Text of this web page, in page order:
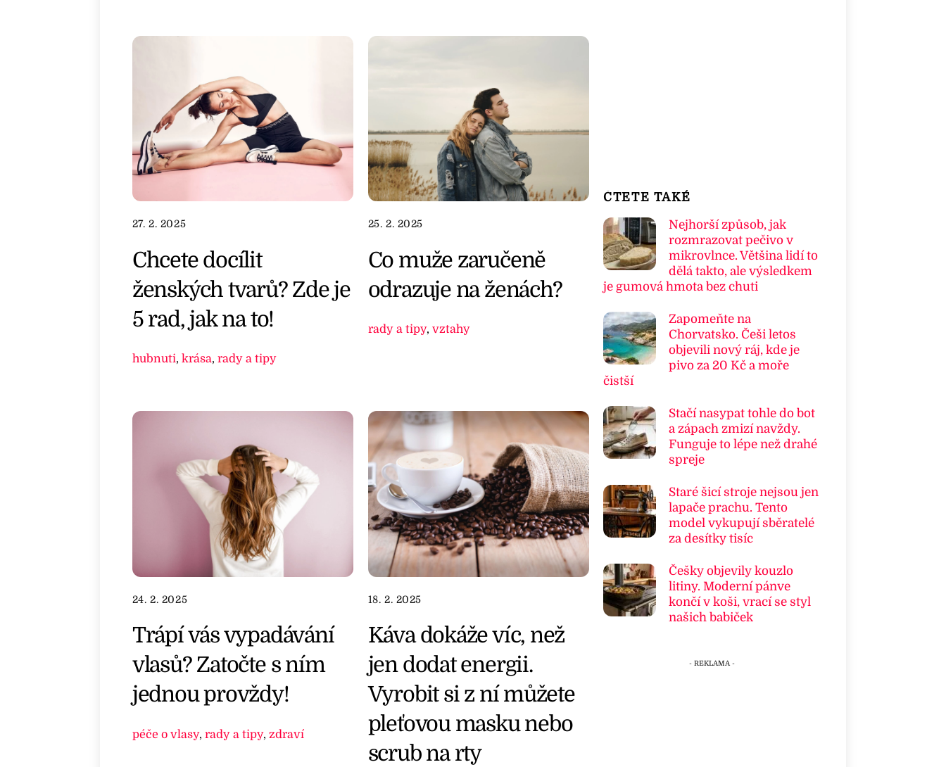
27. 2. 2025
Chcete docílit
ženských tvarů? Zde je
5 rad, jak na to!
hubnuti, krása, rady a tipy
25. 2. 2025
Co muže zaručeně
odrazuje na ženách?
rady a tipy, vztahy
24. 2. 2025
Trápí vás vypadávání
vlasů? Zatočte s ním
jednou provždy!
péče o vlasy, rady a tipy, zdraví
18. 2. 2025
Káva dokáže víc, než
jen dodat energii.
Vyrobit si z ní můžete
pleťovou masku nebo
scrub na rty
ČTETE TAKÉ
Nejhorší způsob, jak
rozmrazovat pečivo v
mikrovlnce. Většina lidí to
dělá takto, ale výsledkem
je gumová hmota bez chuti
Zapomeňte na
Chorvatsko. Češi letos
objevili nový ráj, kde je
pivo za 20 Kč a moře
čistší
Stačí nasypat tohle do bot
a zápach zmizí navždy.
Funguje to lépe než drahé
spreje
Staré šicí stroje nejsou jen
lapače prachu. Tento
model vykupují sběratelé
za desítky tisíc
Češky objevily kouzlo
litiny. Moderní pánve
končí v koši, vrací se styl
našich babiček